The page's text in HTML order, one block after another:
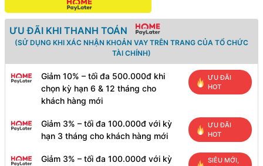
ƯU ĐÃI KHI THANH TOÁN
(SỬ DỤNG KHI XÁC NHẬN KHOẢN VAY TRÊN TRANG CỦA TỔ CHỨC
TÀI CHÍNH)
Giảm 10% – tối đa 500.000đ khi
chọn kỳ hạn 6 & 12 tháng cho
khách hàng mới
ƯU ĐÃI
HOT
Giảm 3% – tối đa 100.000đ với kỳ
hạn 3 tháng cho khách hàng mới
ƯU ĐÃI
HOT
Giảm 3% – tối đa 100.000đ với kỳ
SIÊU MỚI,